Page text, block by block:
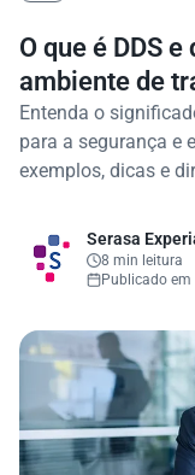
O que é DDS
ambiente de
Entenda o
para a segurança e
exemplos, dicas e
Serasa
8 min leitura
Publicado